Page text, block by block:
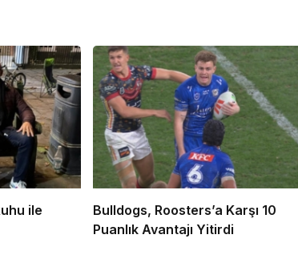
ile
Bulldogs, Roosters’a Karşı 10
Puanlık Avantajı Yitirdi